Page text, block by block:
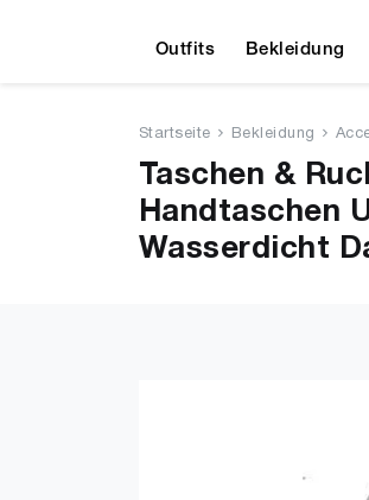
Outfits Bekleidung
Startseite Bekleidung
Taschen &
Handtaschen
Wasserdicht